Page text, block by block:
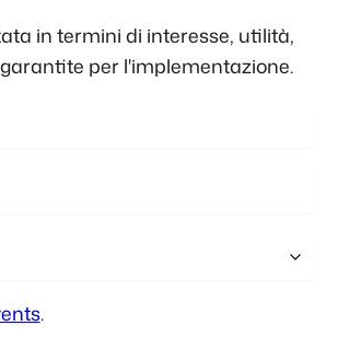
in termini di interesse, utilità,
per l'implementazione.
.